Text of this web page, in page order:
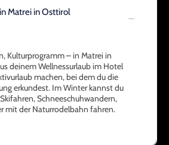
Matrei in Osttirol
Kulturprogramm – in Matrei in
deinem Wellnessurlaub im Hotel
machen, bei dem du die
erkundest. Im Winter kannst du
Schneeschuhwandern,
mit der Naturrodelbahn fahren.